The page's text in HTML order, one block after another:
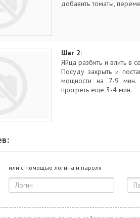
добавить томаты,
Шаг 2:
Яйца разбить и влить в
Посуду закрыть и
мощности на 7-9 мин.
прогреть еще 3-4 мин.
или с помощью логина и пароля